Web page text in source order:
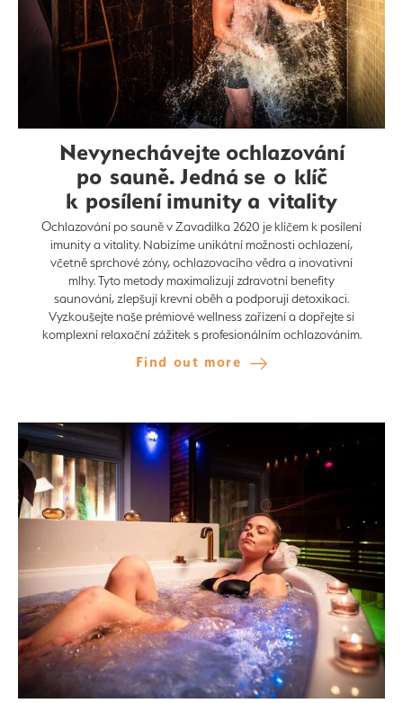
Nevynechávejte ochlazování
po sauně. Jedná se o klíč
k posílení imunity a vitality
Ochlazování po sauně v Zavadilka 2620 je klíčem k posílení
imunity a vitality. Nabízíme unikátní možnosti ochlazení,
včetně sprchové zóny, ochlazovacího vědra a inovativní
mlhy. Tyto metody maximalizují zdravotní benefity
saunování, zlepšují krevní oběh a podporují detoxikaci.
Vyzkoušejte naše prémiové wellness zařízení a dopřejte si
komplexní relaxační zážitek s profesionálním ochlazováním.
Find out more